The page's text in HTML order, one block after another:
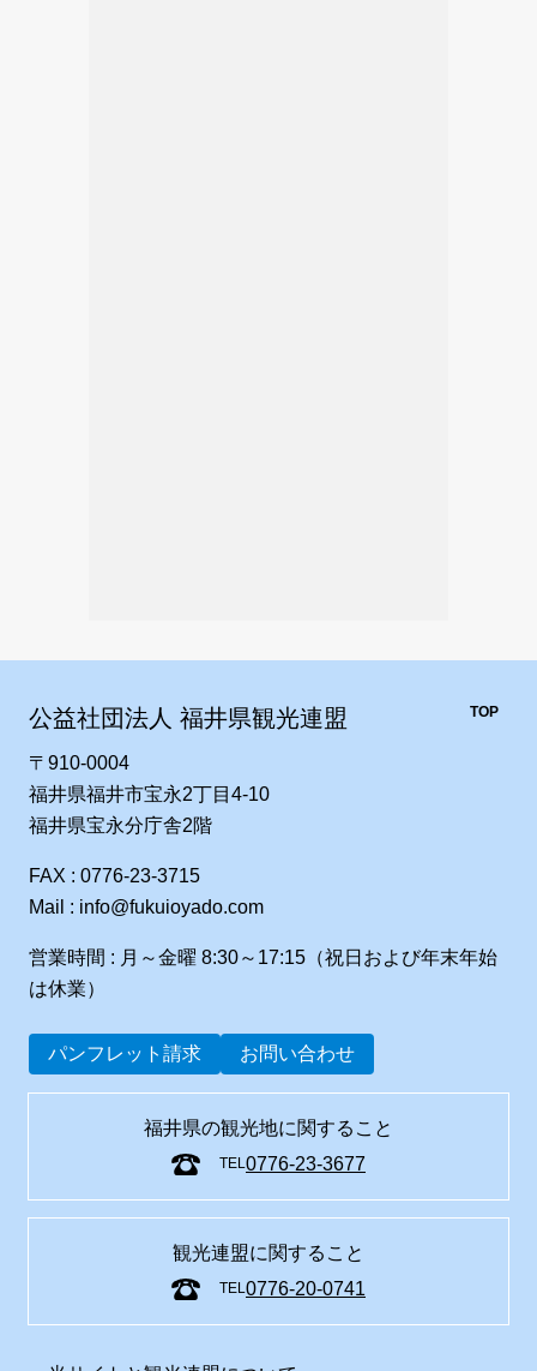
公益社団法人 福井県観光連盟
〒910-0004
福井県福井市宝永2丁目4-10
福井県宝永分庁舎2階
FAX : 0776-23-3715
Mail : info@fukuioyado.com
営業時間 : 月～金曜 8:30～17:15（祝日および年末年始
は休業）
パンフレット請求 お問い合わせ
福井県の観光地に関すること
TEL0776-23-3677
観光連盟に関すること
TEL0776-20-0741
TOP